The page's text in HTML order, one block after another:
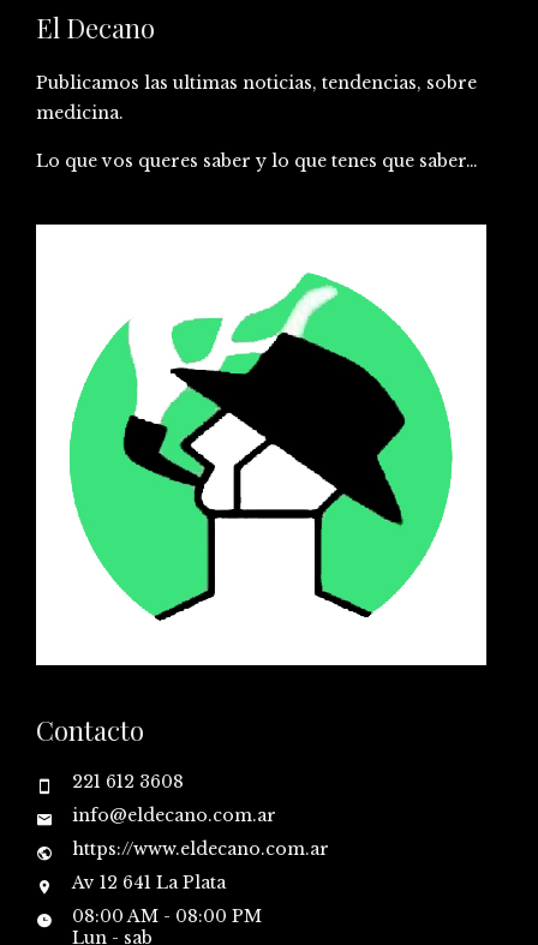
El Decano
Publicamos las ultimas noticias, tendencias, sobre
medicina.
Lo que vos queres saber y lo que tenes que saber…
Contacto
221 612 3608
info@eldecano.com.ar
https://www.eldecano.com.ar
Av 12 641 La Plata
08:00 AM - 08:00 PM
Lun - sab